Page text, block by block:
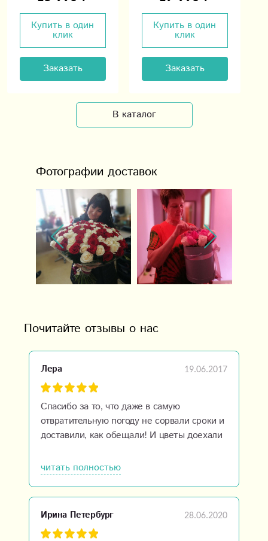
Купить в один
клик
Заказать
Купить в один
клик
Заказать
В каталог
Фотографии доставок
Почитайте отзывы о нас
Лера 19.06.2017
Спасибо за то, что даже в самую
отвратительную погоду не сорвали сроки и
доставили, как обещали! И цветы доехали
сама еще закажу)
читать полностью
Ирина Петербург 28.06.2020